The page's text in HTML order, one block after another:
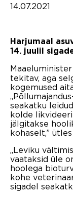
14.07.2021
Harjumaal
14. juulil
Maaeluminister
tekitav, aga
kogemused
seakatku
kolde
jälgitakse
kohaselt,”
„Leviku
vaataksid üle
hoolega
kohe
sigadel